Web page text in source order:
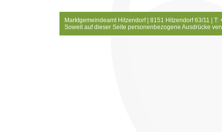
Marktgemeindeamt Hitzendorf | 8151 Hitzendorf 63/11 |
Soweit auf dieser Seite personenbezogene Ausdrücke